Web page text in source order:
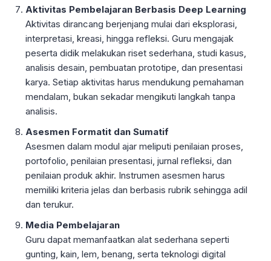
Aktivitas Pembelajaran Berbasis Deep Learning
Aktivitas dirancang berjenjang mulai dari eksplorasi,
interpretasi, kreasi, hingga refleksi. Guru mengajak
peserta didik melakukan riset sederhana, studi kasus,
analisis desain, pembuatan prototipe, dan presentasi
karya. Setiap aktivitas harus mendukung pemahaman
mendalam, bukan sekadar mengikuti langkah tanpa
analisis.
Asesmen Formatit dan Sumatif
Asesmen dalam modul ajar meliputi penilaian proses,
portofolio, penilaian presentasi, jurnal refleksi, dan
penilaian produk akhir. Instrumen asesmen harus
memiliki kriteria jelas dan berbasis rubrik sehingga adil
dan terukur.
Media Pembelajaran
Guru dapat memanfaatkan alat sederhana seperti
gunting, kain, lem, benang, serta teknologi digital